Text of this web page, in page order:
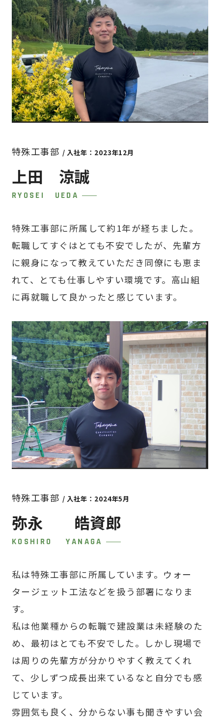
特殊工事部 / 入社年：2023年12月
上田 涼誠
RYOSEI UEDA
特殊工事部に所属して約1年が経ちました。
転職してすぐはとても不安でしたが、先輩方
に親身になって教えていただき同僚にも恵ま
れて、とても仕事しやすい環境です。高山組
に再就職して良かったと感じています。
特殊工事部 / 入社年：2024年5月
弥永 皓資郎
KOSHIRO YANAGA
私は特殊工事部に所属しています。ウォー
タージェット工法などを扱う部署になりま
す。
私は他業種からの転職で建設業は未経験のた
め、最初はとても不安でした。しかし現場で
は周りの先輩方が分かりやすく教えてくれ
て、少しずつ成長出来ているなと自分でも感
じています。
雰囲気も良く、分からない事も聞きやすい会